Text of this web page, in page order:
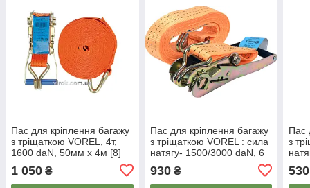
Пас для кріплення багажу
з тріщаткою VOREL, 4т,
1600 daN, 50мм x 4м [8]
1 050 ₴
Пас для кріплення багажу
з тріщаткою VOREL : сила
натягу- 1500/3000 daN, 6
930₴
Пас
з
530